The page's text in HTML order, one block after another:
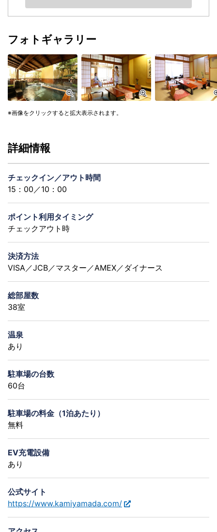
フォトギャラリー
画像をクリックすると拡大表示されます。
詳細情報
チェックイン／アウト時間
15：00／10：00
ポイント利用タイミング
チェックアウト時
決済方法
VISA／JCB／マスター／AMEX／ダイナース
総部屋数
38室
温泉
あり
駐車場の台数
60台
駐車場の料金（1泊あたり）
無料
EV充電設備
あり
公式サイト
https://www.kamiyamada.com/